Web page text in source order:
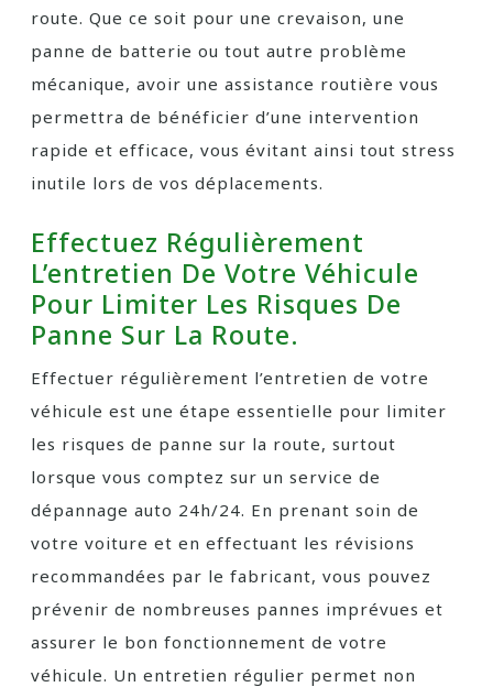
route. Que ce soit pour une crevaison, une
panne de batterie ou tout autre problème
mécanique, avoir une assistance routière vous
permettra de bénéficier d’une intervention
rapide et efficace, vous évitant ainsi tout stress
inutile lors de vos déplacements.
Effectuez Régulièrement
L’entretien De Votre Véhicule
Pour Limiter Les Risques De
Panne Sur La Route.
Effectuer régulièrement l’entretien de votre
véhicule est une étape essentielle pour limiter
les risques de panne sur la route, surtout
lorsque vous comptez sur un service de
dépannage auto 24h/24. En prenant soin de
votre voiture et en effectuant les révisions
recommandées par le fabricant, vous pouvez
prévenir de nombreuses pannes imprévues et
assurer le bon fonctionnement de votre
véhicule. Un entretien régulier permet non